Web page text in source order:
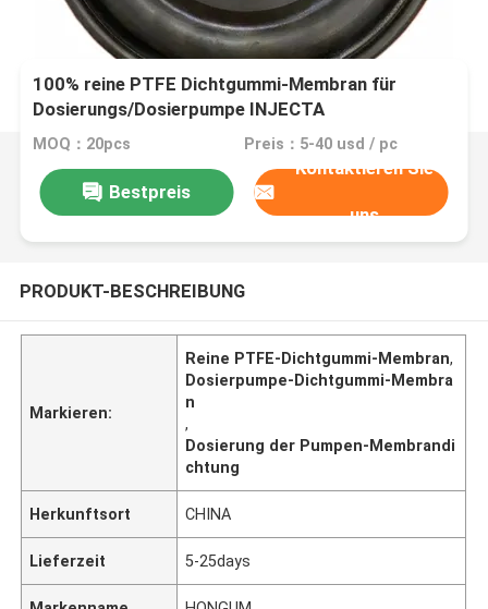
100% reine PTFE Dichtgummi-Membran für
Dosierungs/Dosierpumpe INJECTA
MOQ：20pcs Preis：5-40 usd / pc
Bestpreis
Kontaktieren Sie
uns
PRODUKT-BESCHREIBUNG
Markieren:
Reine PTFE-Dichtgummi-Membran,
Dosierpumpe-Dichtgummi-Membra
n
,
Dosierung der Pumpen-Membrandi
chtung
Herkunftsort CHINA
Lieferzeit 5-25days